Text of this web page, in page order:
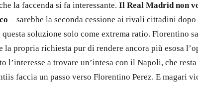
la faccenda si fa interessante. Il Real Madrid non
– sarebbe la seconda cessione ai rivali cittadini
questa soluzione solo come extrema ratio. Florentino
la propria richiesta pur di rendere ancora più esosa
l’interesse a trovare un’intesa con il Napoli, che
faccia un passo verso Florentino Perez. E magari